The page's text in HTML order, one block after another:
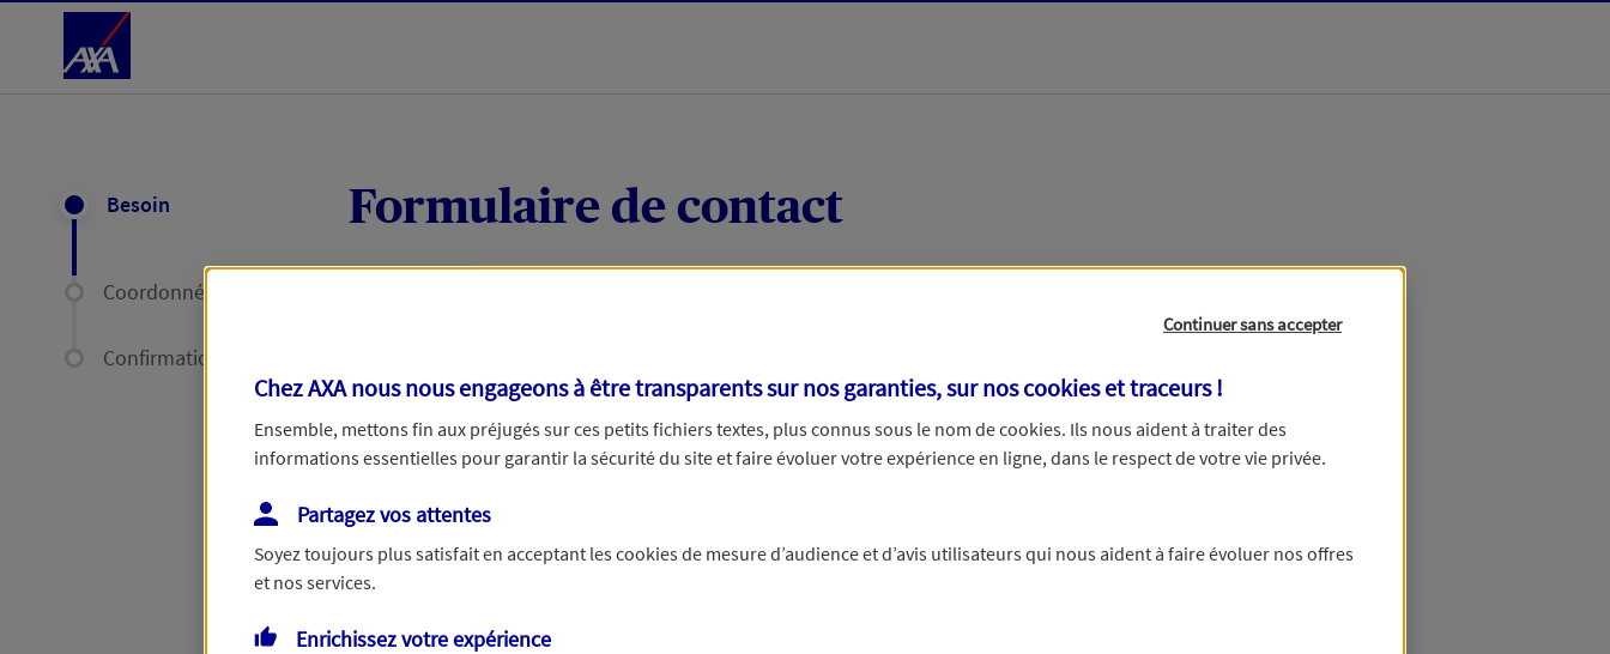
Accéder au Contenu
Besoin
Coordonnées
Confirmation
Formulaire de contact
Votre message :
Vous disposez de droits sur les informations vous concernant. Pour plus d’informations,
Continuer sans accepter
Chez AXA nous nous engageons à être transparents sur nos garanties, sur noscookies et traceurs!
Ensemble, mettons fin aux préjugés sur ces petits fichiers textes, plus connus sous le nom decookies. Ils nous aident à traiter des
informations essentielles pour garantir la sécurité du site et faire évoluer votre expérience en ligne, dans le respect de votre vie privée.
Partagez vos attentes
Soyez toujours plus satisfait en acceptant les cookies de mesure d’audience et d’avis utilisateurs qui nous aident à faire évoluer nos offres
et nos services.
Enrichissez votre expérience